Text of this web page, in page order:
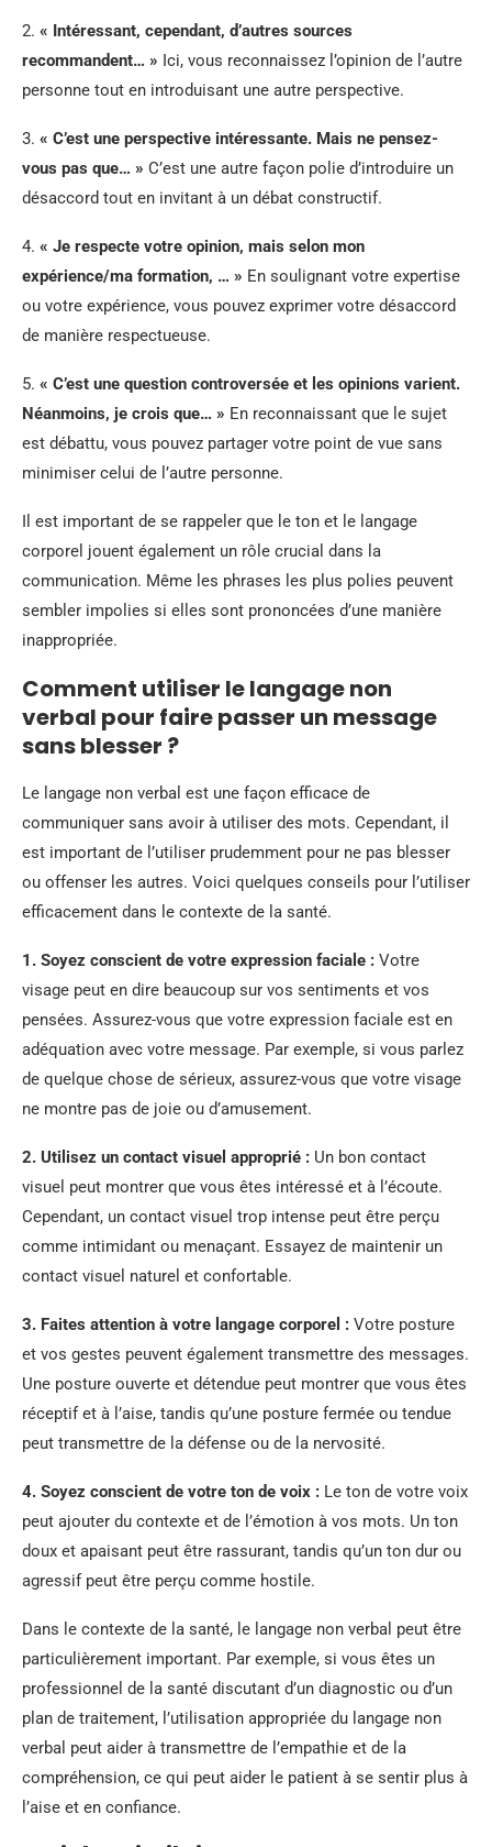
2. « Intéressant, cependant, d’autres sources
recommandent… » Ici, vous reconnaissez l’opinion de l’autre
personne tout en introduisant une autre perspective.
3. « C’est une perspective intéressante. Mais ne pensez-
vous pas que… » C’est une autre façon polie d’introduire un
désaccord tout en invitant à un débat constructif.
4. « Je respecte votre opinion, mais selon mon
expérience/ma formation, … » En soulignant votre expertise
ou votre expérience, vous pouvez exprimer votre désaccord
de manière respectueuse.
5. « C’est une question controversée et les opinions varient.
Néanmoins, je crois que… » En reconnaissant que le sujet
est débattu, vous pouvez partager votre point de vue sans
minimiser celui de l’autre personne.
Il est important de se rappeler que le ton et le langage
corporel jouent également un rôle crucial dans la
communication. Même les phrases les plus polies peuvent
sembler impolies si elles sont prononcées d’une manière
inappropriée.
Comment utiliser le langage non
verbal pour faire passer un message
sans blesser ?
Le langage non verbal est une façon efficace de
communiquer sans avoir à utiliser des mots. Cependant, il
est important de l’utiliser prudemment pour ne pas blesser
ou offenser les autres. Voici quelques conseils pour l’utiliser
efficacement dans le contexte de la santé.
1. Soyez conscient de votre expression faciale : Votre
visage peut en dire beaucoup sur vos sentiments et vos
pensées. Assurez-vous que votre expression faciale est en
adéquation avec votre message. Par exemple, si vous parlez
de quelque chose de sérieux, assurez-vous que votre visage
ne montre pas de joie ou d’amusement.
2. Utilisez un contact visuel approprié : Un bon contact
visuel peut montrer que vous êtes intéressé et à l’écoute.
Cependant, un contact visuel trop intense peut être perçu
comme intimidant ou menaçant. Essayez de maintenir un
contact visuel naturel et confortable.
3. Faites attention à votre langage corporel : Votre posture
et vos gestes peuvent également transmettre des messages.
Une posture ouverte et détendue peut montrer que vous êtes
réceptif et à l’aise, tandis qu’une posture fermée ou tendue
peut transmettre de la défense ou de la nervosité.
4. Soyez conscient de votre ton de voix : Le ton de votre voix
peut ajouter du contexte et de l’émotion à vos mots. Un ton
doux et apaisant peut être rassurant, tandis qu’un ton dur ou
agressif peut être perçu comme hostile.
Dans le contexte de la santé, le langage non verbal peut être
particulièrement important. Par exemple, si vous êtes un
professionnel de la santé discutant d’un diagnostic ou d’un
plan de traitement, l’utilisation appropriée du langage non
verbal peut aider à transmettre de l’empathie et de la
compréhension, ce qui peut aider le patient à se sentir plus à
l’aise et en confiance.